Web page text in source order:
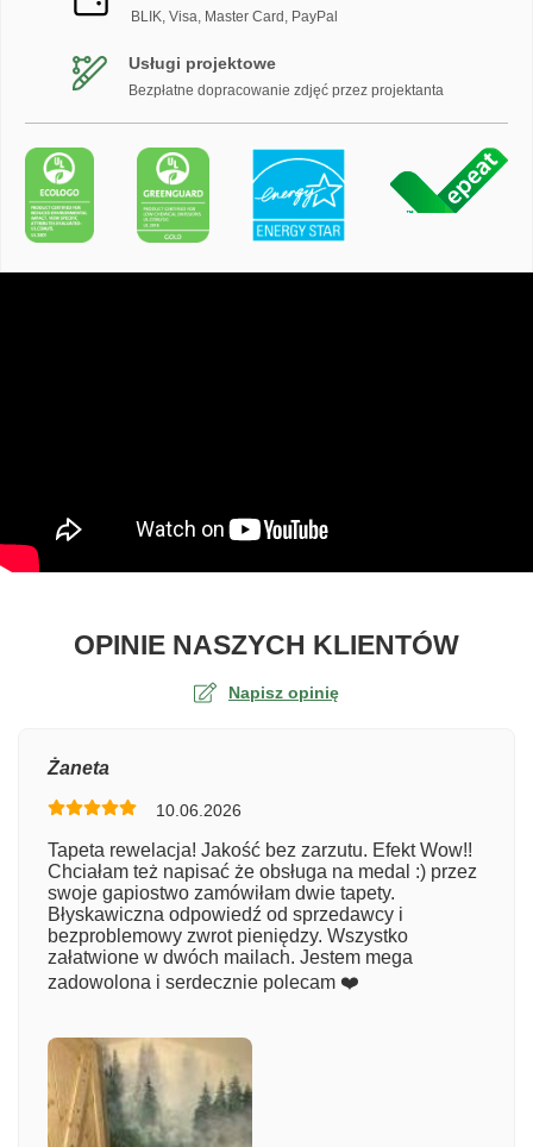
BLIK, Visa, Master Card, PayPal
Usługi projektowe
Bezpłatne dopracowanie zdjęć przez projektanta
OPINIE NASZYCH KLIENTÓWO
Napisz opinię
Numer zamówienia
Imię
Żaneta
10.06.2026
Tapeta rewelacja! Jakość bez zarzutu. Efekt Wow!!
Chciałam też napisać że obsługa na medal :) przez
swoje gapiostwo zamówiłam dwie tapety.
Błyskawiczna odpowiedź od sprzedawcy i
bezproblemowy zwrot pieniędzy. Wszystko
załatwione w dwóch mailach. Jestem mega
zadowolona i serdecznie polecam ❤️